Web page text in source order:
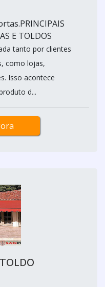
E TOLDOS
tanto por clientes
como lojas,
Isso acontece
d...